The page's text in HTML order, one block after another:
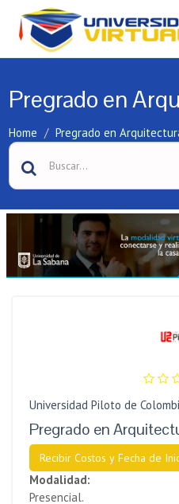
Pregrado en
Home Pregrado en
Universidad Piloto de
Pregrado en
Recibir Costos y Fecha de
Modalidad:
Presencial.